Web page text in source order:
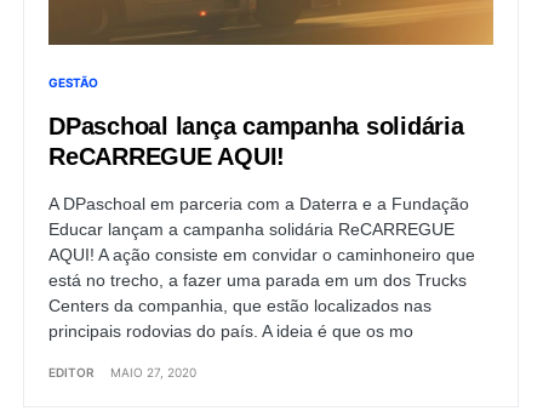
GESTÃO
DPaschoal lança campanha solidária
ReCARREGUE AQUI!
A DPaschoal em parceria com a Daterra e a Fundação
Educar lançam a campanha solidária ReCARREGUE
AQUI! A ação consiste em convidar o caminhoneiro que
está no trecho, a fazer uma parada em um dos Trucks
Centers da companhia, que estão localizados nas
principais rodovias do país. A ideia é que os mo
EDITOR MAIO 27, 2020